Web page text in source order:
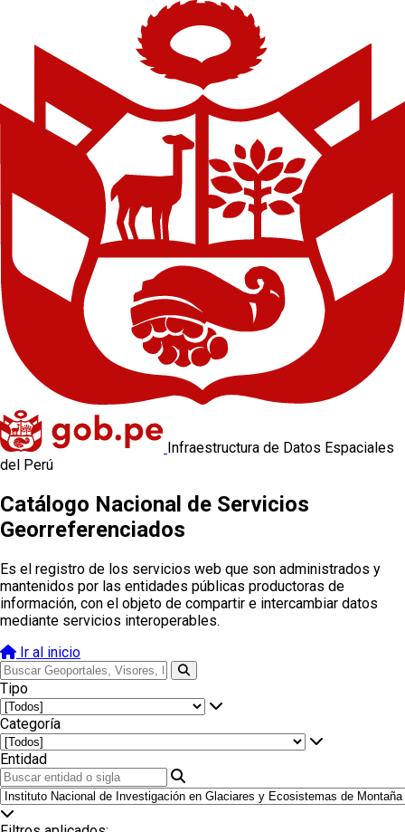
Infraestructura de Datos Espaciales
del Perú
Catálogo Nacional de Servicios
Georreferenciados
Es el registro de los servicios web que son administrados y
mantenidos por las entidades públicas productoras de
información, con el objeto de compartir e intercambiar datos
mediante servicios interoperables.
Ir al inicio
Tipo
Categoría
Entidad